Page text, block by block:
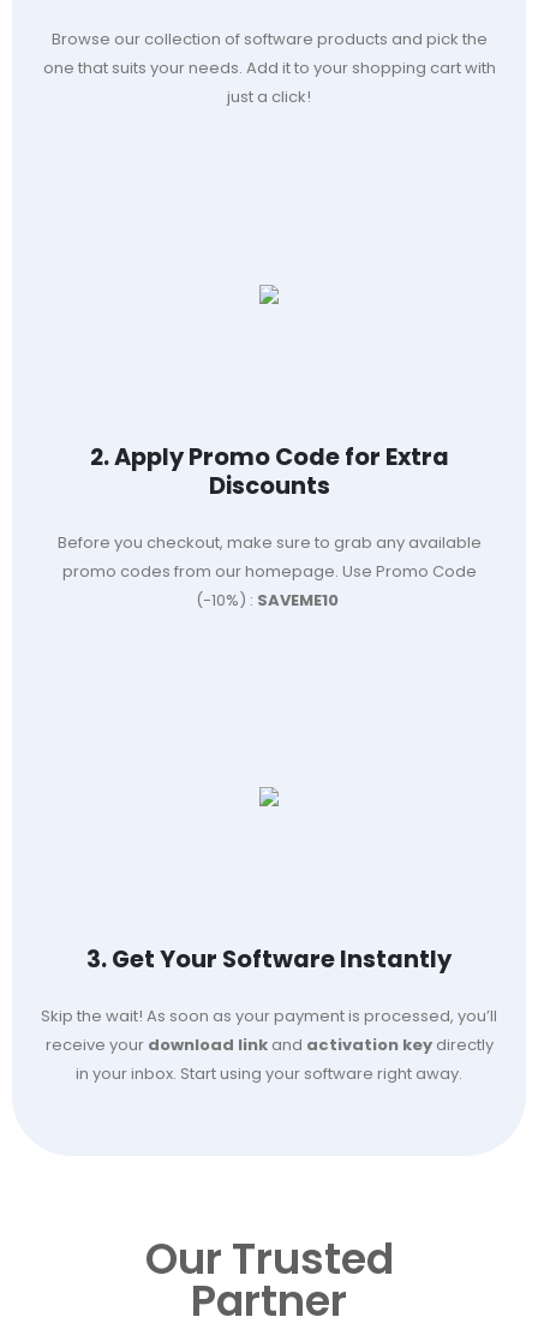
Browse our collection of software products and pick the
one that suits your needs. Add it to your shopping cart with
just a click!
2. Apply Promo Code for Extra
Discounts
Before you checkout, make sure to grab any available
promo codes from our homepage. Use Promo Code
(-10%) : SAVEME10
3. Get Your Software Instantly
Skip the wait! As soon as your payment is processed, you’ll
receive your download linkand activation keydirectly
in your inbox. Start using your software right away.
Our Trusted
Partner